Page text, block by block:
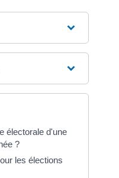
électorale d'une
?
les élections